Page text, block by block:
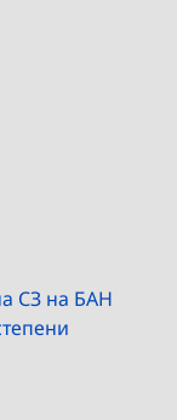
СЗ на БАН